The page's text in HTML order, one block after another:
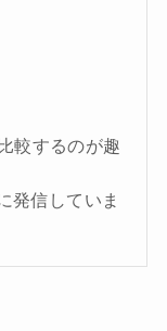
較するのが趣
発信していま